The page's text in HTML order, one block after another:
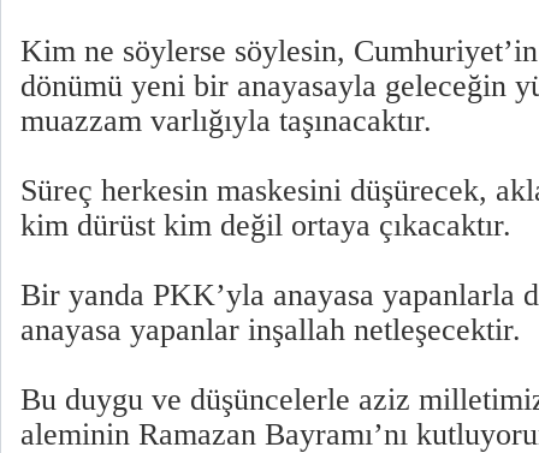
Kim ne söylerse söylesin,
dönümü yeni bir anayasayla geleceğin
muazzam varlığıyla taşınacaktır.
Süreç herkesin maskesini düşürecek,
kim dürüst kim değil ortaya çıkacaktır.
Bir yanda PKK’yla anayasa yapanlarla
anayasa yapanlar inşallah netleşecektir.
Bu duygu ve düşüncelerle aziz
aleminin Ramazan Bayramı’nı